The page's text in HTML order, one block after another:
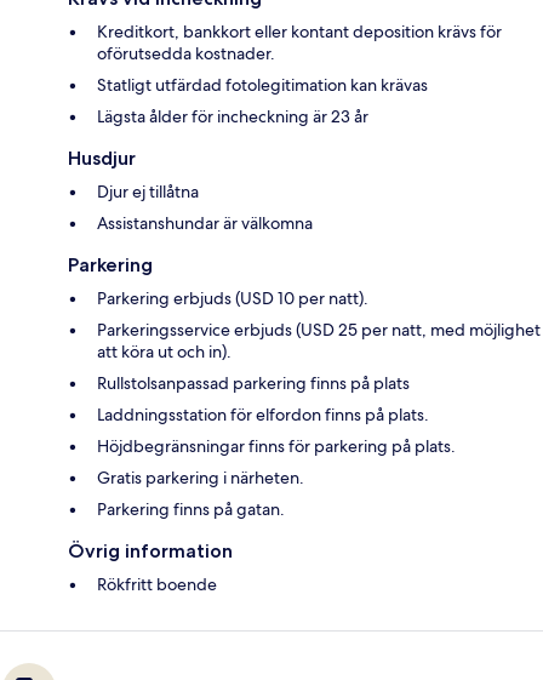
Kreditkort, bankkort eller kontant deposition krävs för
oförutsedda kostnader.
Statligt utfärdad fotolegitimation kan krävas
Lägsta ålder för incheckning är 23 år
Husdjur
Djur ej tillåtna
Assistanshundar är välkomna
Parkering
Parkering erbjuds (USD 10 per natt).
Parkeringsservice erbjuds (USD 25 per natt, med möjlighet
att köra ut och in).
Rullstolsanpassad parkering finns på plats
Laddningsstation för elfordon finns på plats.
Höjdbegränsningar finns för parkering på plats.
Gratis parkering i närheten.
Parkering finns på gatan.
Övrig information
Rökfritt boende